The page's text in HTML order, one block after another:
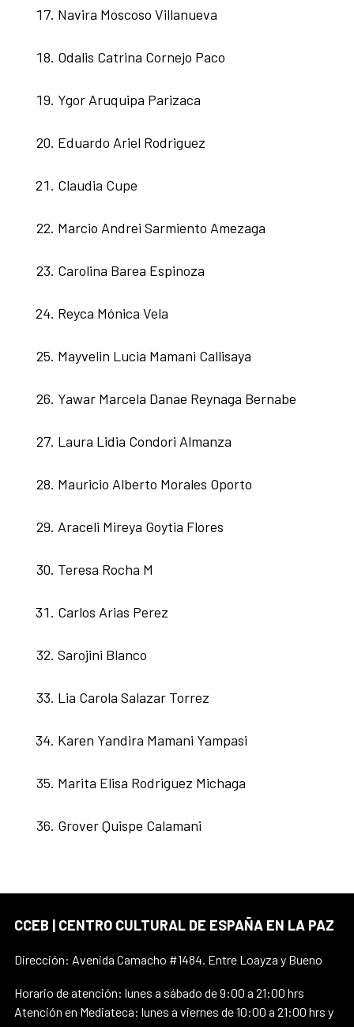
Navira Moscoso Villanueva
Odalis Catrina Cornejo Paco
Ygor Aruquipa Parizaca
Eduardo Ariel Rodriguez
Claudia Cupe
Marcio Andrei Sarmiento Amezaga
Carolina Barea Espinoza
Reyca Mónica Vela
Mayvelin Lucia Mamani Callisaya
Yawar Marcela Danae Reynaga Bernabe
Laura Lidia Condori Almanza
Mauricio Alberto Morales Oporto
Araceli Mireya Goytia Flores
Teresa Rocha M
Carlos Arias Perez
Sarojini Blanco
Lia Carola Salazar Torrez
Karen Yandira Mamani Yampasi
Marita Elisa Rodriguez Michaga
Grover Quispe Calamani
CCEB | CENTRO CULTURAL DE ESPAÑA EN LA PAZ
Dirección: Avenida Camacho #1484. Entre Loayza y Bueno
Horario de atención: lunes a sábado de 9:00 a 21:00 hrs
Atención en Mediateca: lunes a viernes de 10:00 a 21:00 hrs y